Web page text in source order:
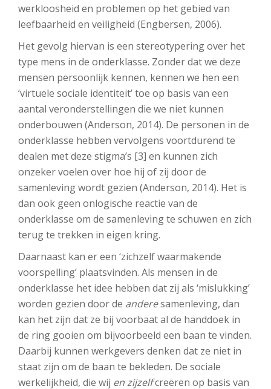
werkloosheid en problemen op het gebied van
leefbaarheid en veiligheid (Engbersen, 2006).
Het gevolg hiervan is een stereotypering over het
type mens in de onderklasse. Zonder dat we deze
mensen persoonlijk kennen, kennen we hen een
‘virtuele sociale identiteit’ toe op basis van een
aantal veronderstellingen die we niet kunnen
onderbouwen (Anderson, 2014). De personen in de
onderklasse hebben vervolgens voortdurend te
dealen met deze stigma’s [3] en kunnen zich
onzeker voelen over hoe hij of zij door de
samenleving wordt gezien (Anderson, 2014). Het is
dan ook geen onlogische reactie van de
onderklasse om de samenleving te schuwen en zich
terug te trekken in eigen kring.
Daarnaast kan er een ‘zichzelf waarmakende
voorspelling’ plaatsvinden. Als mensen in de
onderklasse het idee hebben dat zij als ‘mislukking’
worden gezien door de anderesamenleving, dan
kan het zijn dat ze bij voorbaat al de handdoek in
de ring gooien om bijvoorbeeld een baan te vinden.
Daarbij kunnen werkgevers denken dat ze niet in
staat zijn om de baan te bekleden. De sociale
werkelijkheid, die wij en zijzelfcreëren op basis van